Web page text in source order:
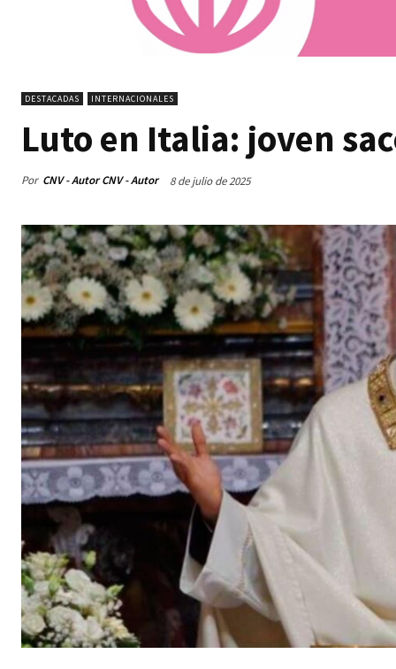
DESTACADAS INTERNACIONALES
Luto en Italia: joven
Por CNV - Autor CNV - Autor 8 de julio de 2025